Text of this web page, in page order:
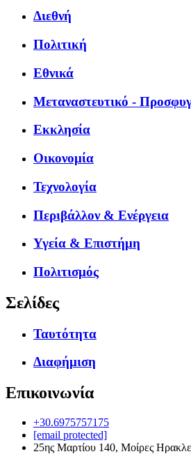
Διεθνή
Πολιτική
Εθνικά
Μεταναστευτικό -
Εκκλησία
Οικονομία
Τεχνολογία
Περιβάλλον & Ενέργεια
Υγεία & Επιστήμη
Πολιτισμός
Σελίδες
Ταυτότητα
Διαφήμιση
Επικοινωνία
+30.6975757175
[email protected]
25ης Μαρτίου 140, Μοίρες